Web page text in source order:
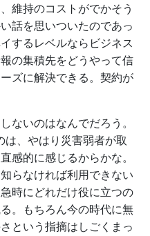
維持のコストがでかそう
話を思いついたのであっ
するレベルならビジネス
の集積先をどうやって信
ズに解決できる。契約が
ないのはなんでだろう。
は、やはり災害弱者が取
感的に感じるからかな。
らなければ利用できない
時にどれだけ役に立つの
。もちろん今の時代に無
という指摘はしごくまっ